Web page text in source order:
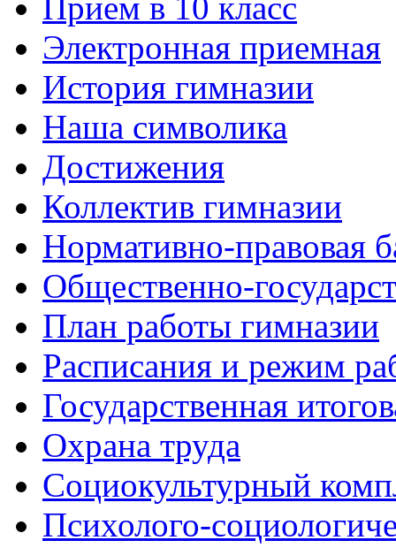
Электронная приемная
История гимназии
Наша символика
Достижения
Коллектив гимназии
Нормативно-правовая
Общественно-
План работы гимназии
Расписания и режим
Государственная
Охрана труда
Социокультурный
Психолого-